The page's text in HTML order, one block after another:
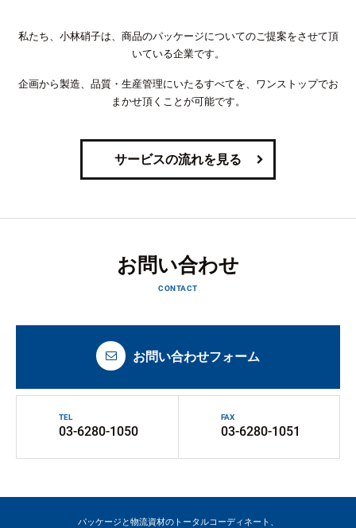
私たち、小林硝子は、商品のパッケージについてのご提案をさせて頂
いている企業です。
企画から製造、品質・生産管理にいたるすべてを、ワンストップでお
まかせ頂くことが可能です。
サービスの流れを見る
お問い合わせ
CONTACT
お問い合わせフォーム
TEL
03-6280-1050
FAX
03-6280-1051
パッケージと物流資材のトータルコーディネート、